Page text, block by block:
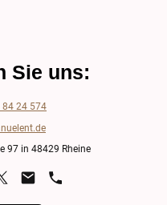
Sie uns:
84 24 574
97 in 48429 Rheine